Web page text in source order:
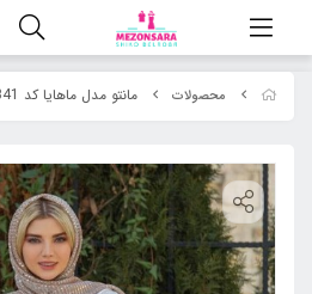
محصولات مانتو مدل ماهایا کد 3818341